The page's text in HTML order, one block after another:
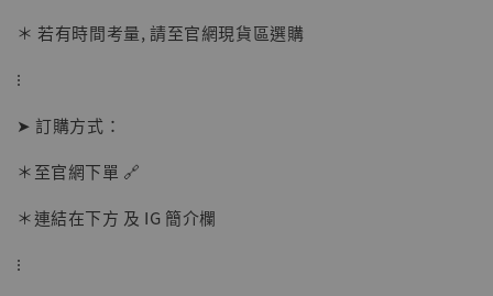
＊ 若有時間考量, 請至官網現貨區選購
⁝
➤ 訂購方式：
＊至官網下單 🔗
＊連結在下方 及 IG 簡介欄
⁝